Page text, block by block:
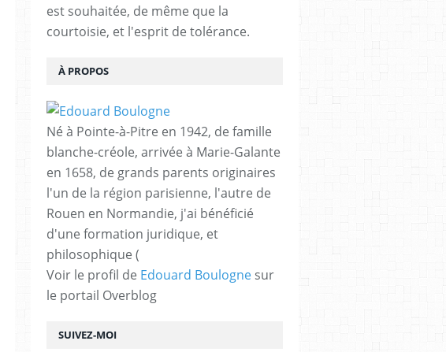
SUIVEZ-MOI
est souhaitée, de même que la
courtoisie, et l'esprit de tolérance.
À PROPOS
Né à Pointe-à-Pitre en 1942, de famille
blanche-créole, arrivée à Marie-Galante
en 1658, de grands parents originaires
l'un de la région parisienne, l'autre de
Rouen en Normandie, j'ai bénéficié
d'une formation juridique, et
philosophique (
Voir le profil de Edouard Boulogne sur
le portail Overblog